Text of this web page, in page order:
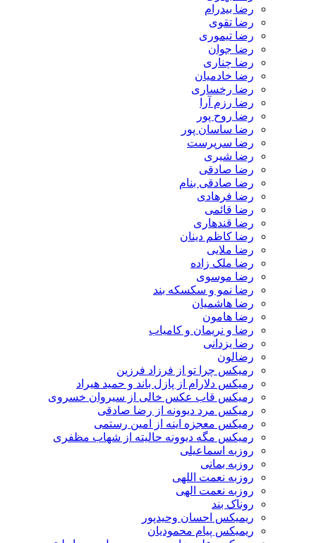
رضا بیدرام
رضا تقوی
رضا تیموری
رضا جوان
رضا چناری
رضا خادمیان
رضا رخساری
رضا رزم آرا
رضا روح پور
رضا ساسان پور
رضا سرپرست
رضا شیری
رضا صادقی
رضا صادقی بنام
رضا فرهادی
رضا قائمی
رضا قندهاری
رضا کاظم دینان
رضا ملایی
رضا ملک زاده
رضا موسوی
رضا نمو و سکسکه بند
رضا هاشمیان
رضا هامون
رضا و نریمان و کامیاب
رضا یزدانی
رضالون
رمیکس چرا تو از فرزاد فرزین
رمیکس دلارام از پازل باند و حمید هیراد
رمیکس قاب عکس خالی از سیروان خسروی
رمیکس مرد دیوونه از رضا صادقی
رمیکس معجزه اینه از امین رستمی
رمیکس مگه دیوونه حالیته از شهاب مظفری
روزبه اسماعیلی
روزبه بمانی
روزبه نعمت اللهی
روزبه نعمت الهی
روناک بند
ریمیکس احسان وحیدپور
ریمیکس پیام محمودیان